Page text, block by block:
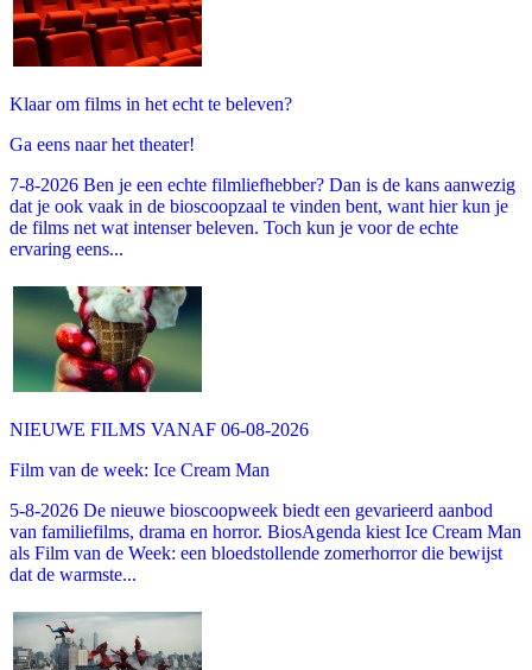
Klaar om films in het echt te beleven?
Ga eens naar het theater!
7-8-2026 Ben je een echte filmliefhebber? Dan is de kans aanwezig
dat je ook vaak in de bioscoopzaal te vinden bent, want hier kun je
de films net wat intenser beleven. Toch kun je voor de echte
ervaring eens...
NIEUWE FILMS VANAF 06-08-2026
Film van de week: Ice Cream Man
5-8-2026 De nieuwe bioscoopweek biedt een gevarieerd aanbod
van familiefilms, drama en horror. BiosAgenda kiest Ice Cream Man
als Film van de Week: een bloedstollende zomerhorror die bewijst
dat de warmste...